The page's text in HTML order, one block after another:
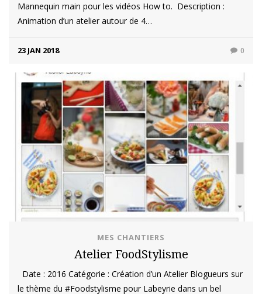
Mannequin main pour les vidéos How to. Description :
Animation d’un atelier autour de 4…
23 JAN 2018 0
MES CHANTIERS
Atelier FoodStylisme
Date : 2016 Catégorie : Création d’un Atelier Blogueurs sur
le thème du #Foodstylisme pour Labeyrie dans un bel